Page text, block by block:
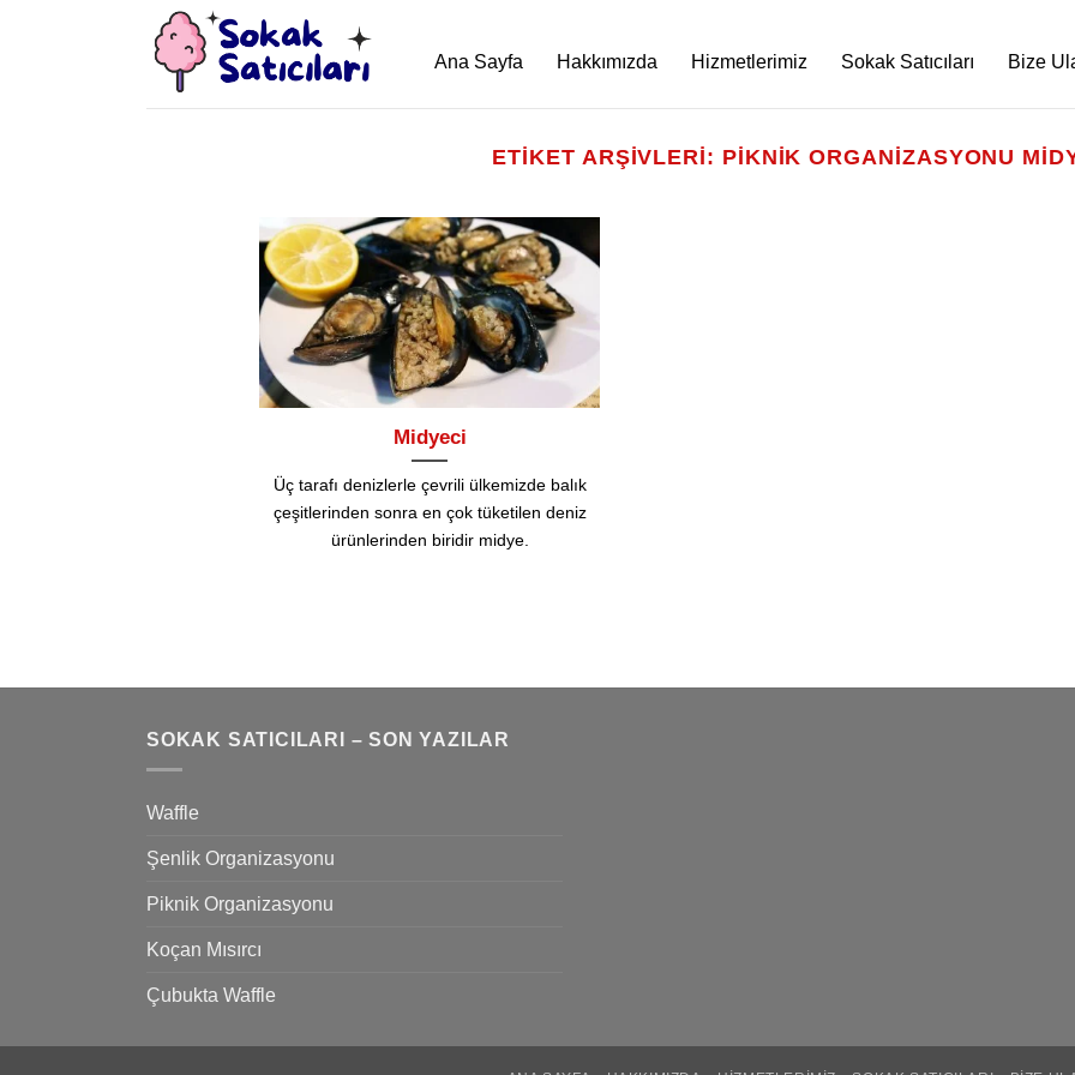
Ana Sayfa
Hakkımızda Hizmetlerimiz Sokak Satıcıları Bize
ETIKET ARŞIVLERI: PIKNIK ORGANIZASYONU
Midyeci
Üç tarafı denizlerle çevrili ülkemizde balık
çeşitlerinden sonra en çok tüketilen deniz
ürünlerinden biridir midye.
SOKAK SATICILARI – SON YAZILAR
Waffle
Şenlik Organizasyonu
Piknik Organizasyonu
Koçan Mısırcı
Çubukta Waffle